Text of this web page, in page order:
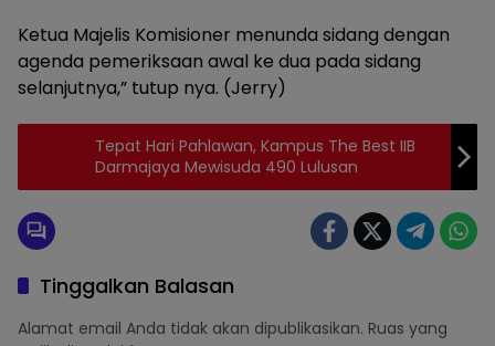
Ketua Majelis Komisioner menunda sidang dengan
agenda pemeriksaan awal ke dua pada sidang
selanjutnya,” tutup nya. (Jerry)
Tepat Hari Pahlawan, Kampus The Best IIB
Darmajaya Mewisuda 490 Lulusan
Tinggalkan Balasan
Alamat email Anda tidak akan dipublikasikan. Ruas yang